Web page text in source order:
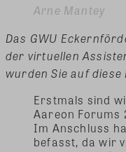
Arne Mantey
Das GWU
der virtuellen
wurden Sie auf
Erstmals sind
Aareon Forums
Im Anschluss
befasst, da wir